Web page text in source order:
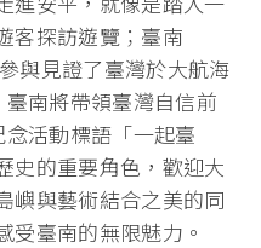
客探訪遊覽；臺南
與見證了臺灣於大航海
南將帶領臺灣自信前
活動標語「一起臺
史的重要角色，歡迎大
嶼與藝術結合之美的同
受臺南的無限魅力。